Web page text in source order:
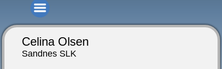
Celina Olsen
Sandnes SLK